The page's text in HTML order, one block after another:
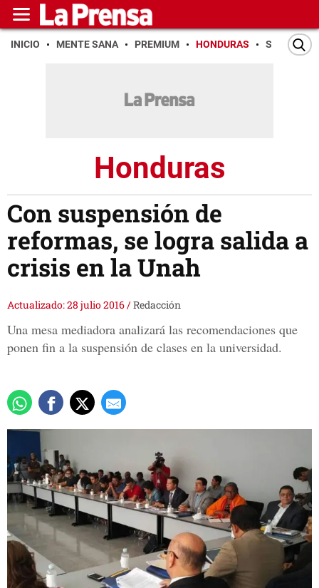
INICIO MENTE SANA PREMIUM HONDURAS SAN PEDRO
Honduras
Con suspensión de
reformas, se logra salida a
crisis en la Unah
Actualizado: 28 julio 2016/Redacción
Una mesa mediadora analizará las recomendaciones que
ponen fin a la suspensión de clases en la universidad.